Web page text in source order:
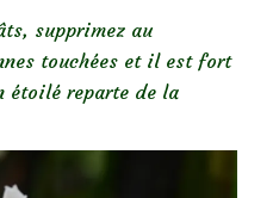
supprimez au
touchées et il est fort
étoilé reparte de la